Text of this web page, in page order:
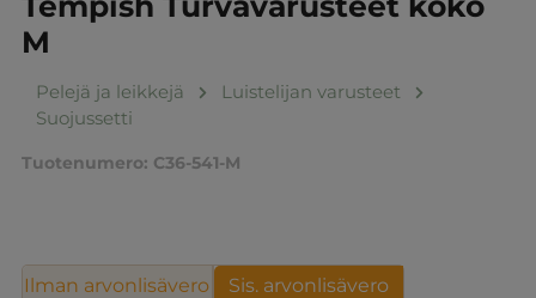
M
Pelejä ja leikkejä
Luistelijan varusteet
Suojussetti
Tuotenumero: C36-541-M
Ilman arvonlisävero Sis. arvonlisävero